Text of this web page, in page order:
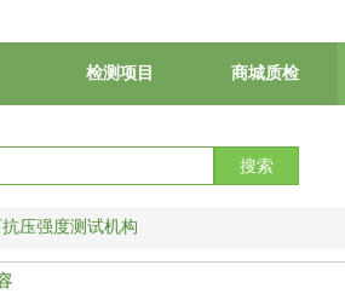
搜索
检测项目 商城质检
压强度测试机构